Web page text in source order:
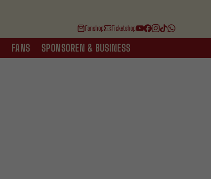
Fanshop Ticketshop
FANS SPONSOREN & BUSINESS